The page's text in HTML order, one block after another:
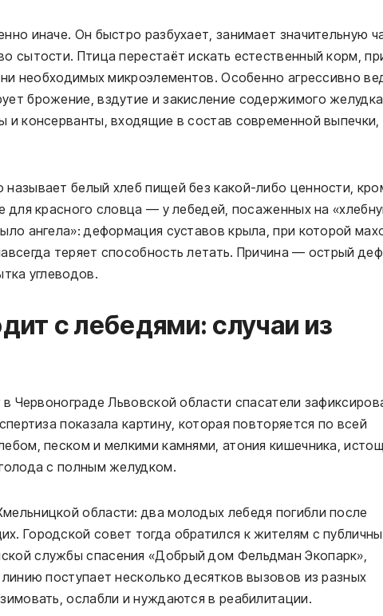
иначе. Он быстро разбухает, занимает значительную
сытости. Птица перестаёт искать естественный корм,
необходимых микроэлементов. Особенно агрессивно
брожение, вздутие и закисление содержимого
консерванты, входящие в состав современной выпечки,
белый хлеб пищей без какой-либо ценности,
для красного словца — у лебедей, посаженных на
ангела»: деформация суставов крыла, при которой
теряет способность летать. Причина — острый
углеводов.
с лебедями: случаи из
Червонограде Львовской области спасатели
показала картину, которая повторяется по всей
песком и мелкими камнями, атония кишечника,
с полным желудком.
области: два молодых лебедя погибли после
Городской совет тогда обратился к жителям с
службы спасения «Добрый дом Фельдман Экопарк»,
поступает несколько десятков вызовов из разных
ослабли и нуждаются в реабилитации.